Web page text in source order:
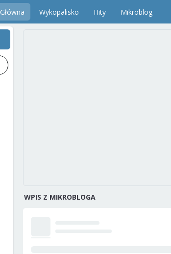
Główna Wykopalisko Hity Mikroblog
WPIS Z MIKROBLOGA